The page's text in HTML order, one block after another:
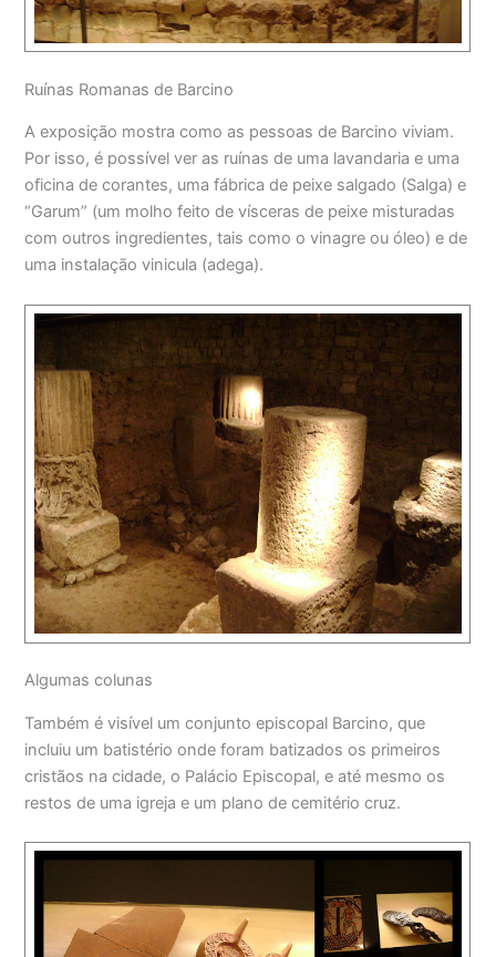
Ruínas Romanas de Barcino
A exposição mostra como as pessoas de Barcino viviam.
Por isso, é possível ver as ruínas de uma lavandaria e uma
oficina de corantes, uma fábrica de peixe salgado (Salga) e
“Garum” (um molho feito de vísceras de peixe misturadas
com outros ingredientes, tais como o vinagre ou óleo) e de
uma instalação vinicula (adega).
Algumas colunas
Também é visível um conjunto episcopal Barcino, que
incluiu um batistério onde foram batizados os primeiros
cristãos na cidade, o Palácio Episcopal, e até mesmo os
restos de uma igreja e um plano de cemitério cruz.